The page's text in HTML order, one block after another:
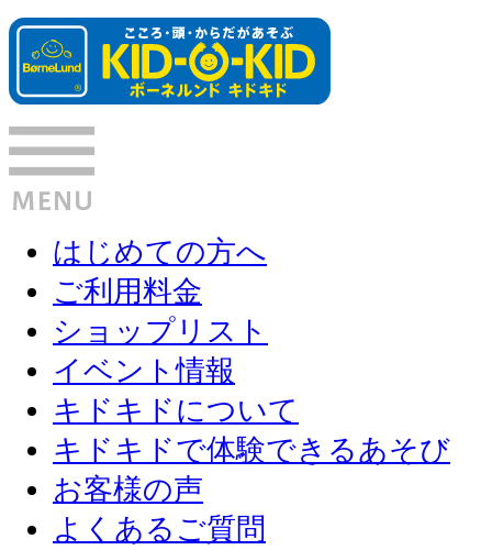
はじめての方へ
ご利用料金
ショップリスト
イベント情報
キドキドについて
キドキドで体験できるあそび
お客様の声
よくあるご質問